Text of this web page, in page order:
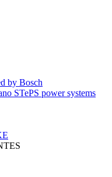
by Bosch
STePS power systems